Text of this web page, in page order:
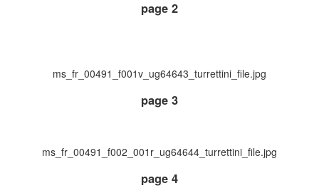
page 2
ms_fr_00491_f001v_ug64643_turrettini_file.jpg
page 3
ms_fr_00491_f002_001r_ug64644_turrettini_file.jpg
page 4